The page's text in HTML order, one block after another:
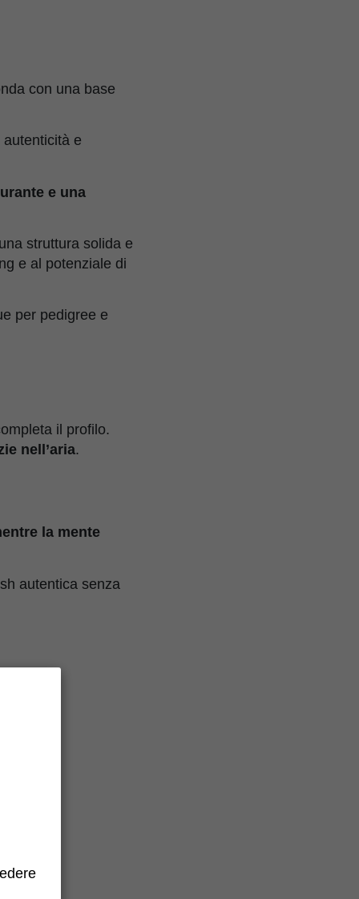
con una base
e
e una
struttura solida e
e al potenziale di
per pedigree e
il profilo.
nell’aria.
la mente
autentica senza